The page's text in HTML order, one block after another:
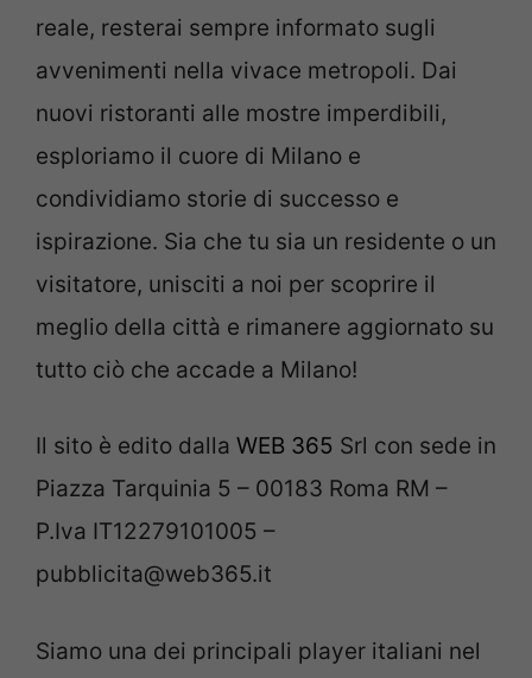
reale, resterai sempre informato sugli
avvenimenti nella vivace metropoli. Dai
nuovi ristoranti alle mostre imperdibili,
esploriamo il cuore di Milano e
condividiamo storie di successo e
ispirazione. Sia che tu sia un residente o un
visitatore, unisciti a noi per scoprire il
meglio della città e rimanere aggiornato su
tutto ciò che accade a Milano!
Il sito è edito dalla WEB 365 Srl con sede in
Piazza Tarquinia 5 – 00183 Roma RM –
P.Iva IT12279101005 –
pubblicita@web365.it
Siamo una dei principali player italiani nel